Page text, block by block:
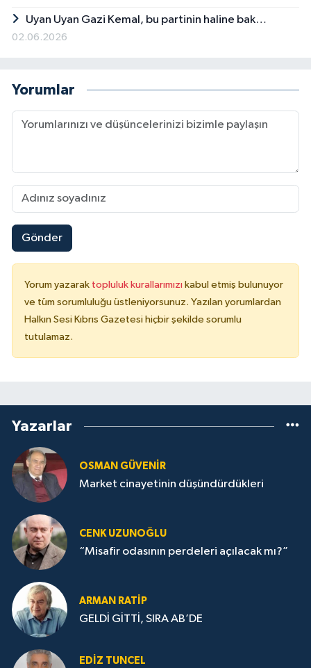
Uyan Uyan Gazi Kemal, bu partinin haline bak…
02.06.2026
Yorumlar
Gönder
Yorum yazarak topluluk kurallarımızı kabul etmiş bulunuyor
ve tüm sorumluluğu üstleniyorsunuz. Yazılan yorumlardan
Halkın Sesi Kıbrıs Gazetesi hiçbir şekilde sorumlu
tutulamaz.
Yazarlar
OSMAN GÜVENİR
Market cinayetinin düşündürdükleri
CENK UZUNOĞLU
“Misafir odasının perdeleri açılacak mı?”
ARMAN RATİP
GELDİ GİTTİ, SIRA AB’DE
EDIZ TUNCEL